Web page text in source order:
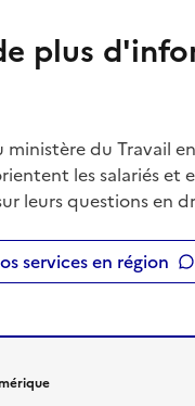
plus
ministère du Travail
les salariés et
leurs questions en
services en région